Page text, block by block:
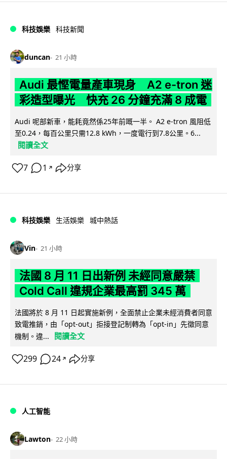
科技娛樂 科技新聞
duncan 21 小時
Audi 最慳電量產車現身 A2 e-tron 迷
彩造型曝光 快充 26 分鐘充滿 8 成電
Audi 呢部新車，能耗竟然係25年前嘅一半。 A2 e-tron 風阻低
至0.24，每百公里只需12.8 kWh，一度電行到7.8公里。6...
閱讀全文
7 1 ↗ 分享
科技娛樂 生活娛樂 城中熱話
Vin 21 小時
法國 8 月 11 日出新例 未經同意嚴禁
Cold Call 違規企業最高罰 345 萬
法國將於 8 月 11 日起實施新例，全面禁止企業未經消費者同意
致電推銷，由「opt-out」拒接登記制轉為「opt-in」先徵同意
機制。違...
閱讀全文
299 24 ↗ 分享
人工智能
Lawton 22 小時